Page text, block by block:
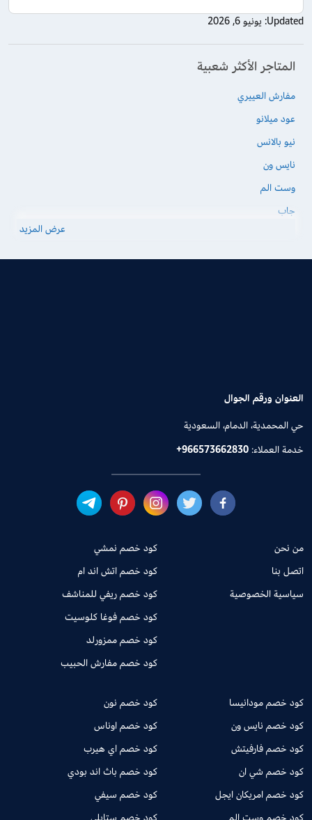
Updated: يونيو 6, 2026
المتاجر الأكثر شعبية
مفارش العييري
عود ميلانو
نيو بالانس
نايس ون
وست الم
جاب
عرض المزيد
العنوان ورقم الجوال
حي المحمدية، الدمام، السعودية
خدمة العملاء:+966573662830
من نحن
اتصل بنا
سياسية الخصوصية
كود خصم نمشي
كود خصم اتش اند ام
كود خصم ريفي للمناشف
كود خصم فوغا كلوسيت
كود خصم ممزورلد
كود خصم مفارش الحبيب
كود خصم مودانيسا
كود خصم نايس ون
كود خصم فارفيتش
كود خصم شي ان
كود خصم امريكان ايجل
كود خصم نون
كود خصم اوناس
كود خصم اي هيرب
كود خصم باث اند بودي
كود خصم سيفي